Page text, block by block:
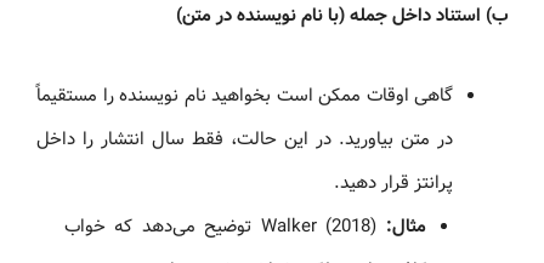
ب) استناد داخل جمله (با نام نویسنده در متن)
گاهی اوقات ممکن است بخواهید نام نویسنده را مستقیماً
در متن بیاورید. در این حالت، فقط سال انتشار را داخل
پرانتز قرار دهید.
مثال:
Walker (2018) توضیح می‌دهد که خواب